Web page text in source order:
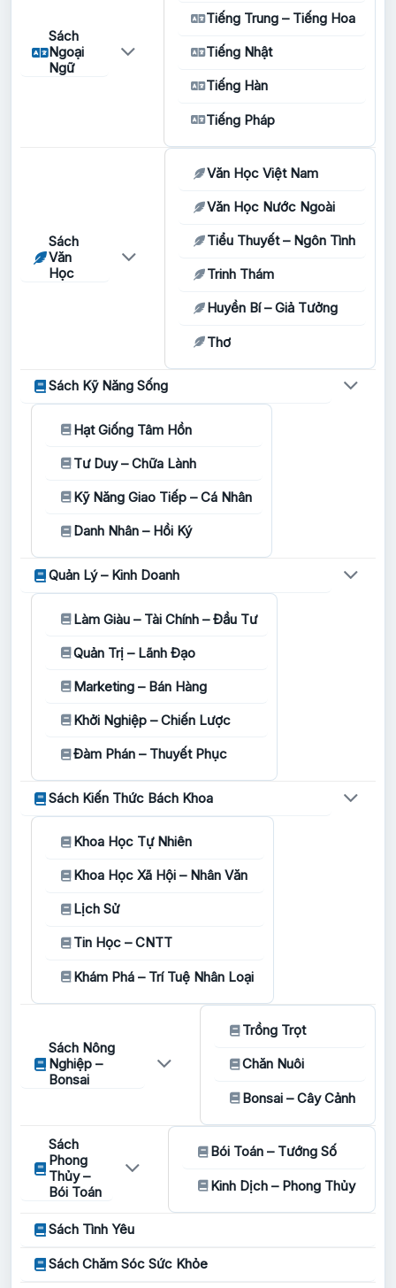
Sách
Ngoại
Ngữ
Tiếng Trung – Tiếng Hoa
Tiếng Nhật
Tiếng Hàn
Tiếng Pháp
Sách
Văn
Học
Văn Học Việt Nam
Văn Học Nước Ngoài
Tiểu Thuyết – Ngôn Tình
Trinh Thám
Huyền Bí – Giả Tưởng
Thơ
Sách Kỹ Năng Sống
Hạt Giống Tâm Hồn
Tư Duy – Chữa Lành
Kỹ Năng Giao Tiếp – Cá Nhân
Danh Nhân – Hồi Ký
Quản Lý – Kinh Doanh
Làm Giàu – Tài Chính – Đầu Tư
Quản Trị – Lãnh Đạo
Marketing – Bán Hàng
Khởi Nghiệp – Chiến Lược
Đàm Phán – Thuyết Phục
Sách Kiến Thức Bách Khoa
Khoa Học Tự Nhiên
Khoa Học Xã Hội – Nhân Văn
Lịch Sử
Tin Học – CNTT
Khám Phá – Trí Tuệ Nhân Loại
Sách Nông
Nghiệp –
Bonsai
Trồng Trọt
Chăn Nuôi
Bonsai – Cây Cảnh
Sách
Phong
Thủy –
Bói Toán
Bói Toán – Tướng Số
Kinh Dịch – Phong Thủy
Sách Tình Yêu
Sách Chăm Sóc Sức Khỏe